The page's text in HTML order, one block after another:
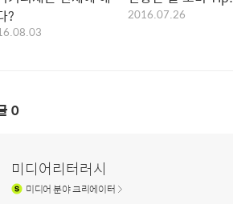
?
2016.07.26
0
미디어리터러시
미디어분야 크리에이터